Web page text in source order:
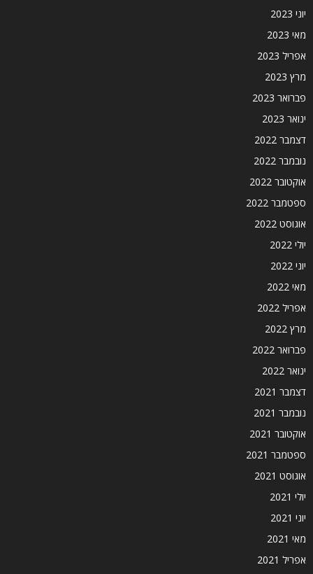
יוני 2023
מאי 2023
אפריל 2023
מרץ 2023
פברואר 2023
ינואר 2023
דצמבר 2022
נובמבר 2022
אוקטובר 2022
ספטמבר 2022
אוגוסט 2022
יולי 2022
יוני 2022
מאי 2022
אפריל 2022
מרץ 2022
פברואר 2022
ינואר 2022
דצמבר 2021
נובמבר 2021
אוקטובר 2021
ספטמבר 2021
אוגוסט 2021
יולי 2021
יוני 2021
מאי 2021
אפריל 2021